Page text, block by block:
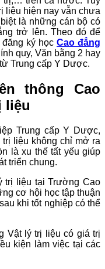
liệu hiện nay vẫn chưa
là những cán bộ có
trở lên. Theo đó để
đăng ký họcCao đẳng
quy, Văn bằng 2 hay
Trung cấp Y Dược.
thông Cao
liệu
Trung cấp Y Dược,
trị liệu không chỉ mở ra
là xu thế tất yếu giúp
triển chung.
trị liệu tại Trường Cao
cơ hội học tập thuận
khi tốt nghiệp có thể
Vật lý trị liệu có giá trị
kiện làm việc tại các